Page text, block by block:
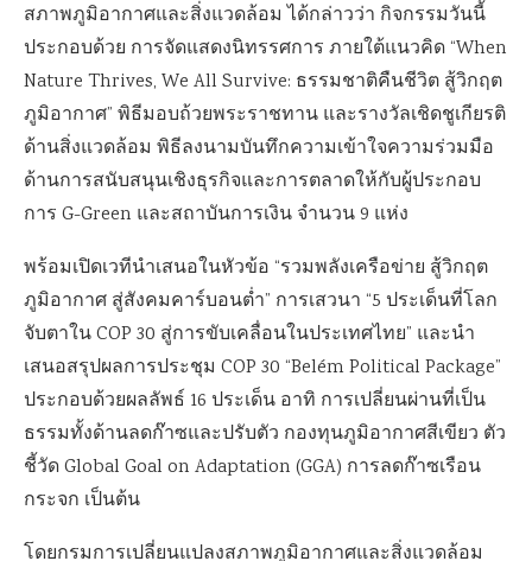
สภาพภูมิอากาศและสิ่งแวดล้อม ได้กล่าวว่า กิจกรรมวันนี้
ประกอบด้วย การจัดแสดงนิทรรศการ ภายใต้แนวคิด “When
Nature Thrives, We All Survive: ธรรมชาติคืนชีวิต สู้วิกฤต
ภูมิอากาศ” พิธีมอบถ้วยพระราชทาน และรางวัลเชิดชูเกียรติ
ด้านสิ่งแวดล้อม พิธีลงนามบันทึกความเข้าใจความร่วมมือ
ด้านการสนับสนุนเชิงธุรกิจและการตลาดให้กับผู้ประกอบ
การ G-Green และสถาบันการเงิน จำนวน 9 แห่ง
พร้อมเปิดเวทีนำเสนอในหัวข้อ “รวมพลังเครือข่าย สู้วิกฤต
ภูมิอากาศ สู่สังคมคาร์บอนต่ำ” การเสวนา “5 ประเด็นที่โลก
จับตาใน COP 30 สู่การขับเคลื่อนในประเทศไทย” และนำ
เสนอสรุปผลการประชุม COP 30 “Belém Political Package”
ประกอบด้วยผลลัพธ์ 16 ประเด็น อาทิ การเปลี่ยนผ่านที่เป็น
ธรรมทั้งด้านลดก๊าซและปรับตัว กองทุนภูมิอากาศสีเขียว ตัว
ชี้วัด Global Goal on Adaptation (GGA) การลดก๊าซเรือน
กระจก เป็นต้น
โดยกรมการเปลี่ยนแปลงสภาพภูมิอากาศและสิ่งแวดล้อม